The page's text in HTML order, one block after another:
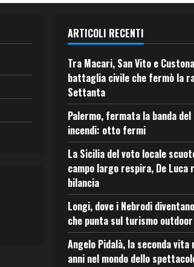
ARTICOLI RECENTI
Tra Macari, San Vito e
battaglia civile che fermò la
Settanta
Palermo, fermata la banda
incendi: otto fermi
La Sicilia del voto locale
campo largo respira, De Luca
bilancia
Longi, dove i Nebrodi
che punta sul turismo outdoor
Angelo Pidalà, la seconda vita
anni nel mondo dello